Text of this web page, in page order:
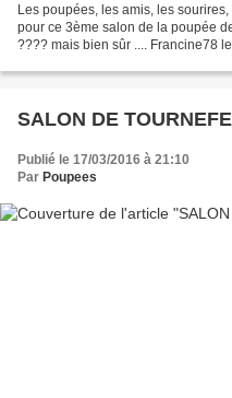
Les poupées, les amis, les
pour ce 3ème salon de la poupée
???? mais bien sûr .... Francine78
SALON DE
Publié le 17/03/2016 à 21:10
Par Poupees